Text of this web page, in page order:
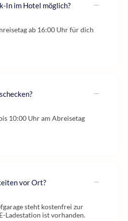
In im Hotel möglich?
ab 16:00 Uhr für dich
10:00 Uhr am Abreisetag
vor Ort?
steht kostenfrei zur
Ladestation ist vorhanden.